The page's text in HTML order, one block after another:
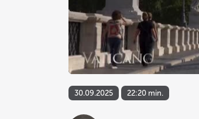
30.09.2025 22:20 min.